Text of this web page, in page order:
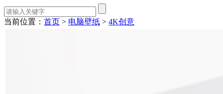
当前位置： 首页 > 电脑壁纸 > 4K创意